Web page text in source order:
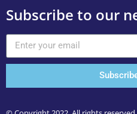
Subscribe to our